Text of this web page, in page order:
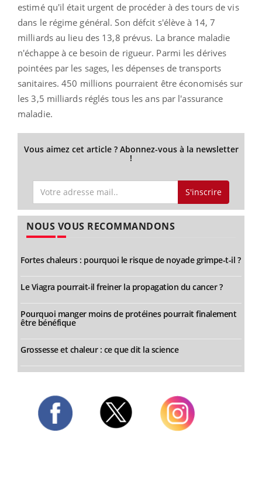
estimé qu'il était urgent de procéder à des tours de vis
dans le régime général. Son défcit s'élève à 14, 7
milliards au lieu des 13,8 prévus. La brance maladie
n'échappe à ce besoin de rigueur. Parmi les dérives
pointées par les sages, les dépenses de transports
sanitaires. 450 millions pourraient être économisés sur
les 3,5 milliards réglés tous les ans par l'assurance
maladie.
Vous aimez cet article ? Abonnez-vous à la newsletter
!
S'inscrire
NOUS VOUS RECOMMANDONS
Fortes chaleurs : pourquoi le risque de noyade grimpe-t-il ?
Le Viagra pourrait-il freiner la propagation du cancer ?
Pourquoi manger moins de protéines pourrait finalement
être bénéfique
Grossesse et chaleur : ce que dit la science